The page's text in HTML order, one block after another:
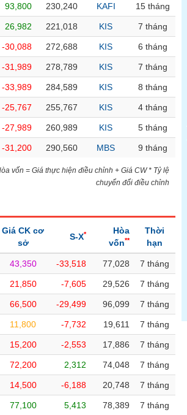
93,800 230,240 KAFI 15 tháng
26,982 221,018 KIS 7 tháng
-30,088 272,688 KIS 6 tháng
-31,989 278,789 KIS 7 tháng
-33,989 284,589 KIS 8 tháng
-25,767 255,767 KIS 4 tháng
-27,989 260,989 KIS 5 tháng
-31,200 290,560 MBS 9 tháng
vốn = Giá thực hiện điều chỉnh + Giá CW * Tỷ lệ
chuyển đổi điều chỉnh
Giá CK cơ
sở
S-X*
Hòa
vốn**
Thời
hạn
43,350 -33,518 77,028 7 tháng
21,850 -7,605 29,526 7 tháng
66,500 -29,499 96,099 7 tháng
11,800 -7,732 19,611 7 tháng
15,200 -2,553 17,886 7 tháng
72,200 2,312 74,048 7 tháng
14,500 -6,188 20,748 7 tháng
77,100 5,413 78,389 7 tháng